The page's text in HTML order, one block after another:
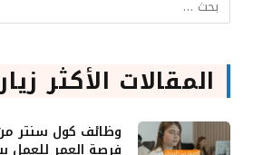
المقالات الأكثر
وظائف كول سنتر